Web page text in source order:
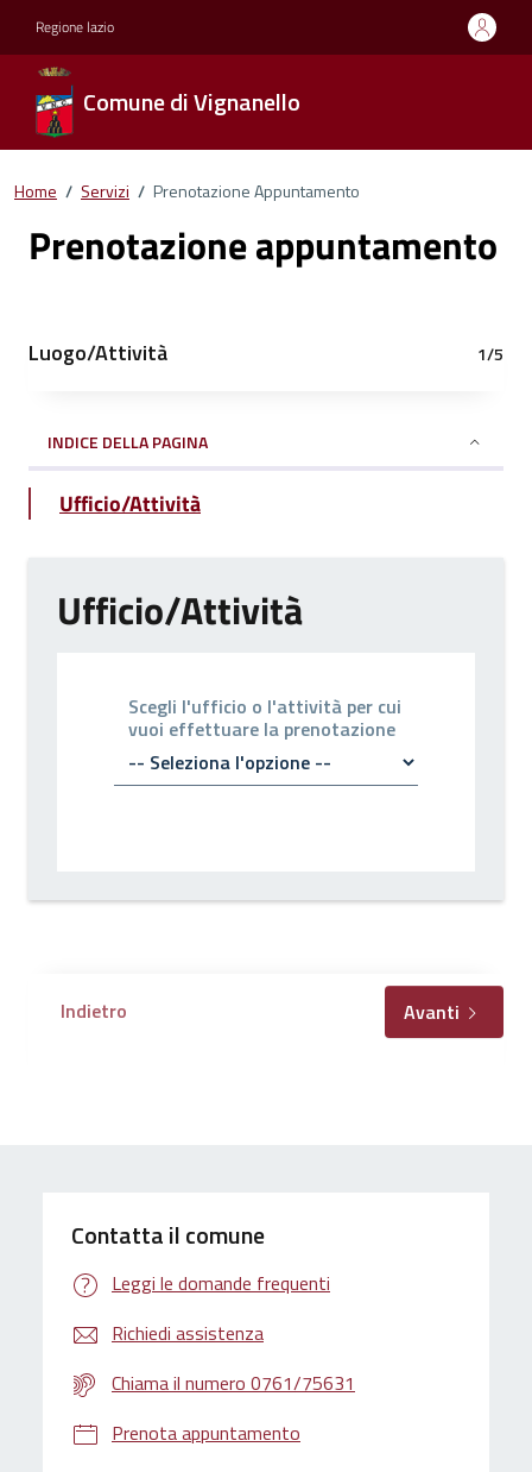
Regione lazio
Comune di Vignanello
Home / Servizi / Prenotazione Appuntamento
Prenotazione appuntamento
Luogo/Attività 1/5
INDICE DELLA PAGINA
Ufficio/Attività
Ufficio/Attività
Scegli l'ufficio o l'attività per cui
vuoi effettuare la prenotazione
Indietro Avanti
Contatta il comune
Leggi le domande frequenti
Richiedi assistenza
Chiama il numero 0761/75631
Prenota appuntamento